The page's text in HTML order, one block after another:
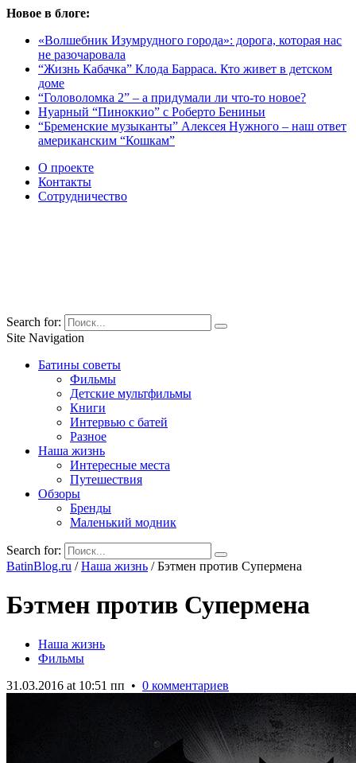
Новое в блоге:
«Волшебник Изумрудного города»: дорога, которая нас
не разочаровала
“Жизнь Кабачка” Клода Барраса. Кто живет в детском
доме
“Головоломка 2” – а придумали ли что-то новое?
Нуарный “Пиноккио” с Роберто Бениньи
“Бременские музыканты” Алексея Нужного – наш ответ
американским “Кошкам”
О проекте
Контакты
Сотрудничество
Search for:
Site Navigation
Батины советы
Фильмы
Детские мультфильмы
Книги
Интервью с батей
Разное
Наша жизнь
Интересные места
Путешествия
Обзоры
Бренды
Маленький модник
Search for:
BatinBlog.ru /Наша жизнь /Бэтмен против Супермена
Бэтмен против Супермена
Наша жизнь
Фильмы
31.03.2016 at 10:51 пп • 0 комментариев